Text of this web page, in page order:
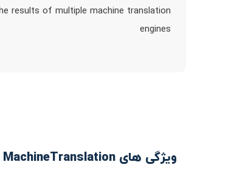
results of multiple machine translation
engines
ویژگی های MachineTranslation